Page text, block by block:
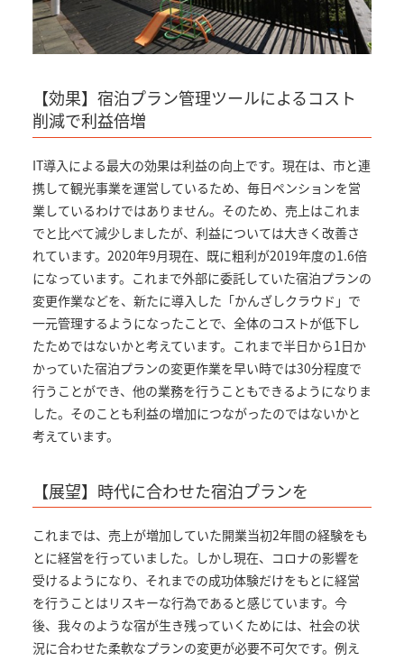
【効果】宿泊プラン管理ツールによるコスト
削減で利益倍増
IT導入による最大の効果は利益の向上です。現在は、市と連
携して観光事業を運営しているため、毎日ペンションを営
業しているわけではありません。そのため、売上はこれま
でと比べて減少しましたが、利益については大きく改善さ
れています。2020年9月現在、既に粗利が2019年度の1.6倍
になっています。これまで外部に委託していた宿泊プランの
変更作業などを、新たに導入した「かんざしクラウド」で
一元管理するようになったことで、全体のコストが低下し
たためではないかと考えています。これまで半日から1日か
かっていた宿泊プランの変更作業を早い時では30分程度で
行うことができ、他の業務を行うこともできるようになりま
した。そのことも利益の増加につながったのではないかと
考えています。
【展望】時代に合わせた宿泊プランを
これまでは、売上が増加していた開業当初2年間の経験をも
とに経営を行っていました。しかし現在、コロナの影響を
受けるようになり、それまでの成功体験だけをもとに経営
を行うことはリスキーな行為であると感じています。今
後、我々のような宿が生き残っていくためには、社会の状
況に合わせた柔軟なプランの変更が必要不可欠です。例え